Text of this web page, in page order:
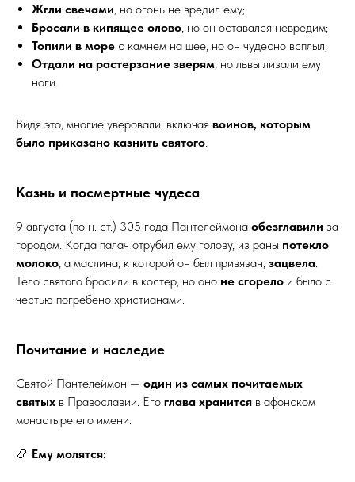
Жгли свечами, но огонь не вредил ему;
Бросали в кипящее олово, но он оставался невредим;
Топили в море с камнем на шее, но он чудесно всплыл;
Отдали на растерзание зверям, но львы лизали ему
ноги.
Видя это, многие уверовали, включая воинов, которым
было приказано казнить святого.
Казнь и посмертные чудеса
9 августа (по н. ст.) 305 года Пантелеймона обезглавили за
городом. Когда палач отрубил ему голову, из раны потекло
молоко, а маслина, к которой он был привязан, зацвела.
Тело святого бросили в костер, но оно не сгорело и было с
честью погребено христианами.
Почитание и наследие
Святой Пантелеймон — один из самых почитаемых
святых в Православии. Его глава хранится в афонском
монастыре его имени.
📿 Ему молятся: